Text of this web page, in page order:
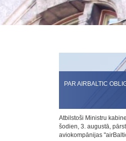
PAR AIRBALTIC
Atbilstoši Ministru
šodien, 3. augustā,
aviokompānijas